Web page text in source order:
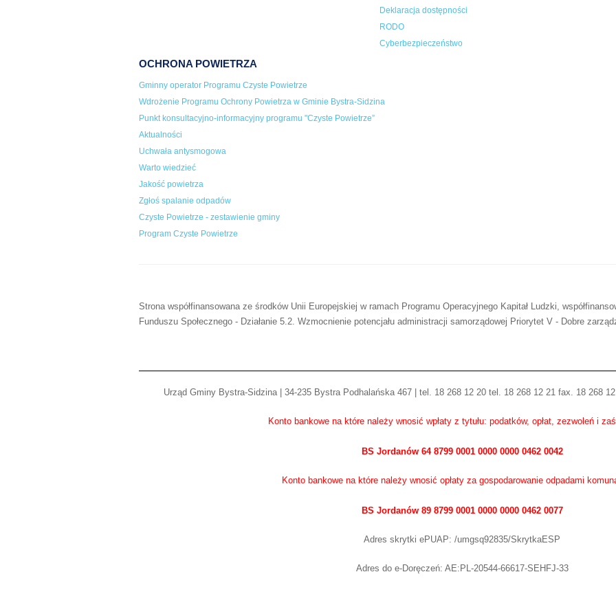
Deklaracja dostępności
RODO
Cyberbezpieczeństwo
OCHRONA POWIETRZA
Gminny operator Programu Czyste Powietrze
Wdrożenie Programu Ochrony Powietrza w Gminie Bystra-Sidzina
Punkt konsultacyjno-informacyjny programu "Czyste Powietrze”
Aktualności
Uchwała antysmogowa
Warto wiedzieć
Jakość powietrza
Zgłoś spalanie odpadów
Czyste Powietrze - zestawienie gminy
Program Czyste Powietrze
Strona współfinansowana ze środków Unii Europejskiej w ramach Programu Operacyjnego Kapitał Ludzki,
Funduszu Społecznego - Działanie 5.2. Wzmocnienie potencjału administracji samorządowej Priorytet V - Dobre
Urząd Gminy Bystra-Sidzina | 34-235 Bystra Podhalańska 467 | tel. 18 268 12 20 tel. 18 268 12 21 fax. 18 268 12
Konto bankowe na które należy wnosić wpłaty z tytułu: podatków, opłat, zezwoleń i
BS Jordanów 64 8799 0001 0000 0000 0462 0042
Konto bankowe na które należy wnosić opłaty za gospodarowanie odpadami
BS Jordanów 89 8799 0001 0000 0000 0462 0077
Adres skrytki ePUAP: /umgsq92835/SkrytkaESP
Adres do e-Doręczeń: AE:PL-20544-66617-SEHFJ-33